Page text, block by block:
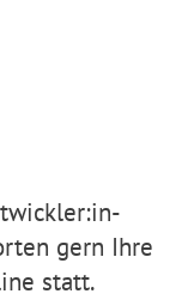
gern Ihre
statt.